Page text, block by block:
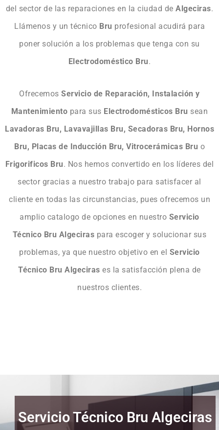
del sector de las reparaciones en la ciudad deAlgeciras.
Llámenos y un técnico Bru profesional acudirá para
poner solución a los problemas que tenga con su
Electrodoméstico Bru.
OfrecemosServicio de Reparación, Instalación y
Mantenimiento para sus Electrodomésticos Bru sean
Lavadoras Bru, Lavavajillas Bru, Secadoras Bru, Hornos
Bru, Placas de Inducción Bru, Vitrocerámicas Bru o
Frigorificos Bru. Nos hemos convertido en los líderes del
sector gracias a nuestro trabajo para satisfacer al
cliente en todas las circunstancias, pues ofrecemos un
amplio catalogo de opciones en nuestro Servicio
Técnico Bru Algeciras para escoger y solucionar sus
problemas, ya que nuestro objetivo en el Servicio
Técnico Bru Algeciras es la satisfacción plena de
nuestros clientes.
Servicio Técnico Bru Algeciras